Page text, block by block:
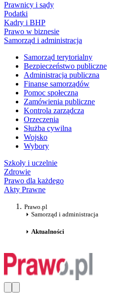
Prawnicy i sądy
Podatki
Kadry i BHP
Prawo w biznesie
Samorząd i administracja
Samorząd terytorialny
Bezpieczeństwo publiczne
Administracja publiczna
Finanse samorządów
Pomoc społeczna
Zamówienia publiczne
Kontrola zarządcza
Orzeczenia
Służba cywilna
Wojsko
Wybory
Szkoły i uczelnie
Zdrowie
Prawo dla każdego
Akty Prawne
Prawo.pl
Samorząd i administracja
Aktualności